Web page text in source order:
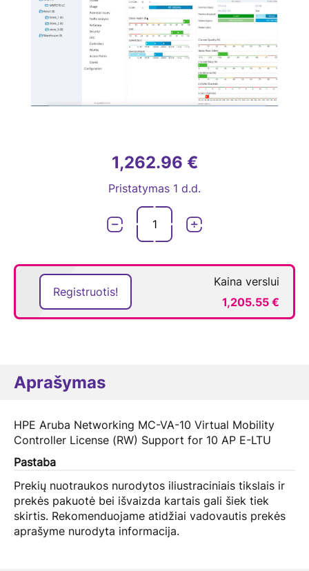
1,262.96 €
Pristatymas 1 d.d.
Registruotis!
Kaina verslui
1,205.55 €
Aprašymas
HPE Aruba Networking MC-VA-10 Virtual Mobility
Controller License (RW) Support for 10 AP E-LTU
Pastaba
Prekių nuotraukos nurodytos iliustraciniais tikslais ir
prekės pakuotė bei išvaizda kartais gali šiek tiek
skirtis. Rekomenduojame atidžiai vadovautis prekės
aprašyme nurodyta informacija.